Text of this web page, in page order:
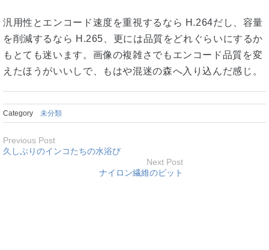
汎用性とエンコード速度を重視するなら H.264だし、容量
を削減するなら H.265、更には品質をどれぐらいにするか
もとても迷います。画像の複雑さでもエンコード品質を変
えたほうがいいしで、もはや混迷の森へ入り込んだ感じ。
Category 未分類
Previous Post
久しぶりのインコたちの水浴び
Next Post
ナイロン繊維のビット